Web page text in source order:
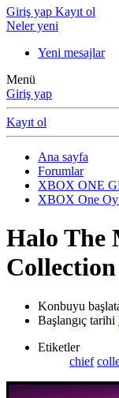
Giriş yap Kayıt ol
Neler yeni
Yeni mesajlar
Menü
Giriş yap
Kayıt ol
Ana sayfa
Forumlar
XBOX ONE
XBOX One
Halo The
Konbuyu
Başlangıç tarihi
Etiketler
chief